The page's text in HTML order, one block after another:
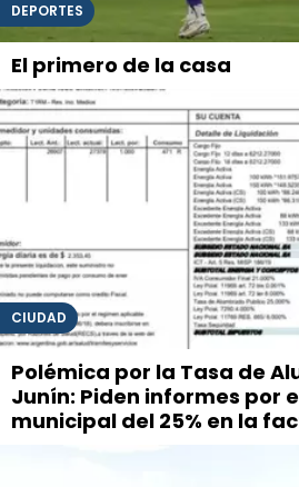
DEPORTES
El primero de la casa
CIUDAD
Polémica por la Tasa de
Junín: Piden informes por
municipal del 25% en la